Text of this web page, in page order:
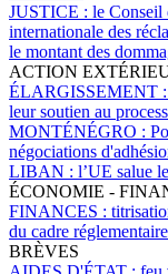
JUSTICE : le Conseil
internationale des
le montant des
ACTION
ÉLARGISSEMENT :
leur soutien au
MONTÉNÉGRO :
négociations
LIBAN : l’UE salue
ÉCONOMIE -
FINANCES :
du cadre
BRÈVES